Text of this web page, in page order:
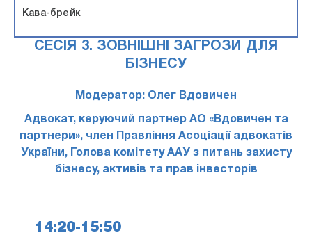
Кава-брейк
СЕСІЯ 3. ЗОВНІШНІ ЗАГРОЗИ ДЛЯ
БІЗНЕСУ
Модератор: Олег Вдовичен
Адвокат, керуючий партнер АО «Вдовичен та
партнери», член Правління Асоціації адвокатів
України, Голова комітету ААУ з питань захисту
бізнесу, активів та прав інвесторів
14:20-15:50